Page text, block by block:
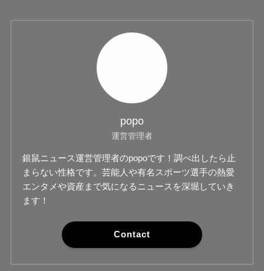
popo
運営管理者
銀鼠ニュース運営管理者のpopoです！調べ出したら止
まらない性格です。芸能人や有名スポーツ選手の熱愛
エンタメや資産まで気になるニュースを深堀していき
ます！
Contact